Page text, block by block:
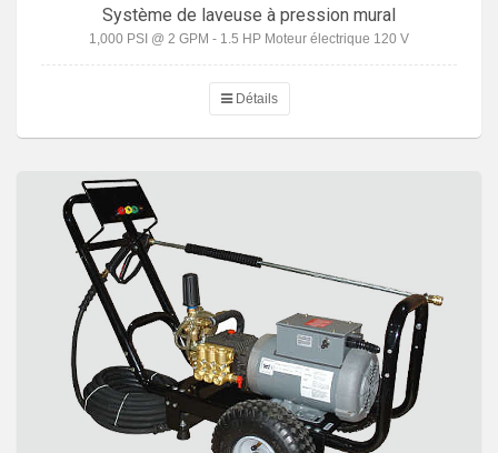
Système de laveuse à pression mural
1,000 PSI @ 2 GPM - 1.5 HP Moteur électrique 120 V
Détails